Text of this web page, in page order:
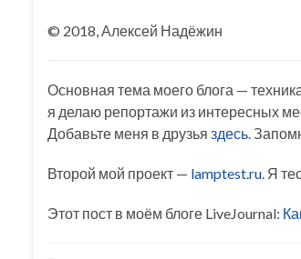
© 2018, Алексей Надёжин
Основная тема моего блога —
я делаю репортажи из интересных
Добавьте меня в друзья здесь.
Второй мой проект — lamptest.ru. Я
Этот пост в моём блоге LiveJournal: